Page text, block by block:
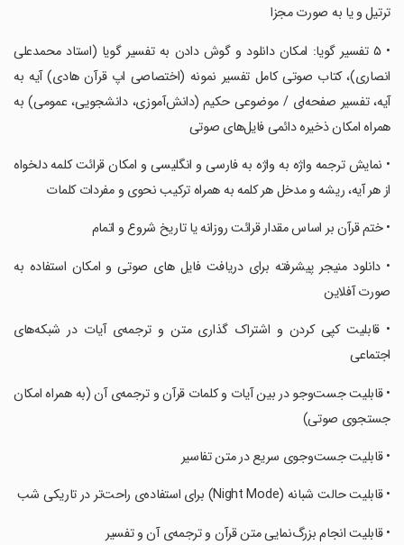
ترتیل و یا به صورت مجزا
‏‏‏‏‏‏‏‏‏‏‏‏‏‏‏• ۵ تفسیر گویا: امکان دانلود و گوش دادن به تفسیر گویا (استاد محمدعلی
انصاری)، کتاب صوتی کامل تفسیر نمونه (اختصاصی اپ قرآن هادی) آیه به
آیه، تفسیر صفحه‌ای / موضوعی حکیم (دانش‌آموزی، دانشجویی، عمومی) به
همراه امکان ذخیره دائمی فایل‌های صوتی
‏‏‏‏‏‏‏‏‏‏‏‏‏‏‏• نمایش ترجمه واژه به واژه به فارسی و انگلیسی و امکان قرائت کلمه دلخواه
از هر آیه، ریشه و مدخل هر کلمه به همراه ترکیب نحوی و مفردات کلمات
‏‏‏‏‏‏‏‏‏‏‏‏‏‏‏• ختم قرآن بر اساس مقدار قرائت روزانه یا تاریخ شروع و اتمام
‏‏‏‏‏‏‏‏‏‏‏‏‏‏‏• دانلود منیجر پیشرفته برای دریافت فایل های صوتی و امکان استفاده به
صورت آفلاین
‏‏‏‏‏‏‏‏‏‏‏‏‏‏‏• قابلیت کپى کردن و اشتراک گذارى متن و ترجمه‌ی آیات در شبکه‌هاى
اجتماعی
‏‏‏‏‏‏‏‏‏‏‏‏‏‏‏• قابلیت جست‌وجو در بین آیات و کلمات قرآن و ترجمه‌ی آن (به همراه امکان
جستجوی صوتی)
‏‏‏‏‏‏‏‏‏‏‏‏‏‏‏• قابلیت جست‌وجوی سریع در متن تفاسیر
‏‏‏‏‏‏‏‏‏‏‏‏‏‏‏• قابلیت حالت شبانه (Night Mode) برای استفاده‌ی راحت‌تر در تاریکی شب
‏‏‏‏‏‏‏‏‏‏‏‏‏‏‏• قابلیت انجام بزرگ‌نمایى متن قرآن و ترجمه‌ی آن و تفسیر